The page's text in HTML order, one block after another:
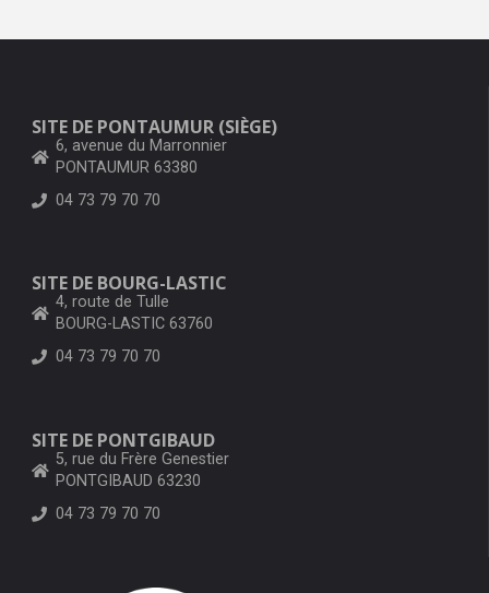
SITE DE PONTAUMUR (SIÈGE)
6, avenue du Marronnier
PONTAUMUR 63380
04 73 79 70 70
SITE DE BOURG-LASTIC
4, route de Tulle
BOURG-LASTIC 63760
04 73 79 70 70
SITE DE PONTGIBAUD
5, rue du Frère Genestier
PONTGIBAUD 63230
04 73 79 70 70